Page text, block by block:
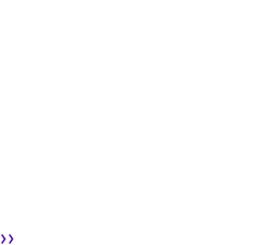
Nächste Seite
››